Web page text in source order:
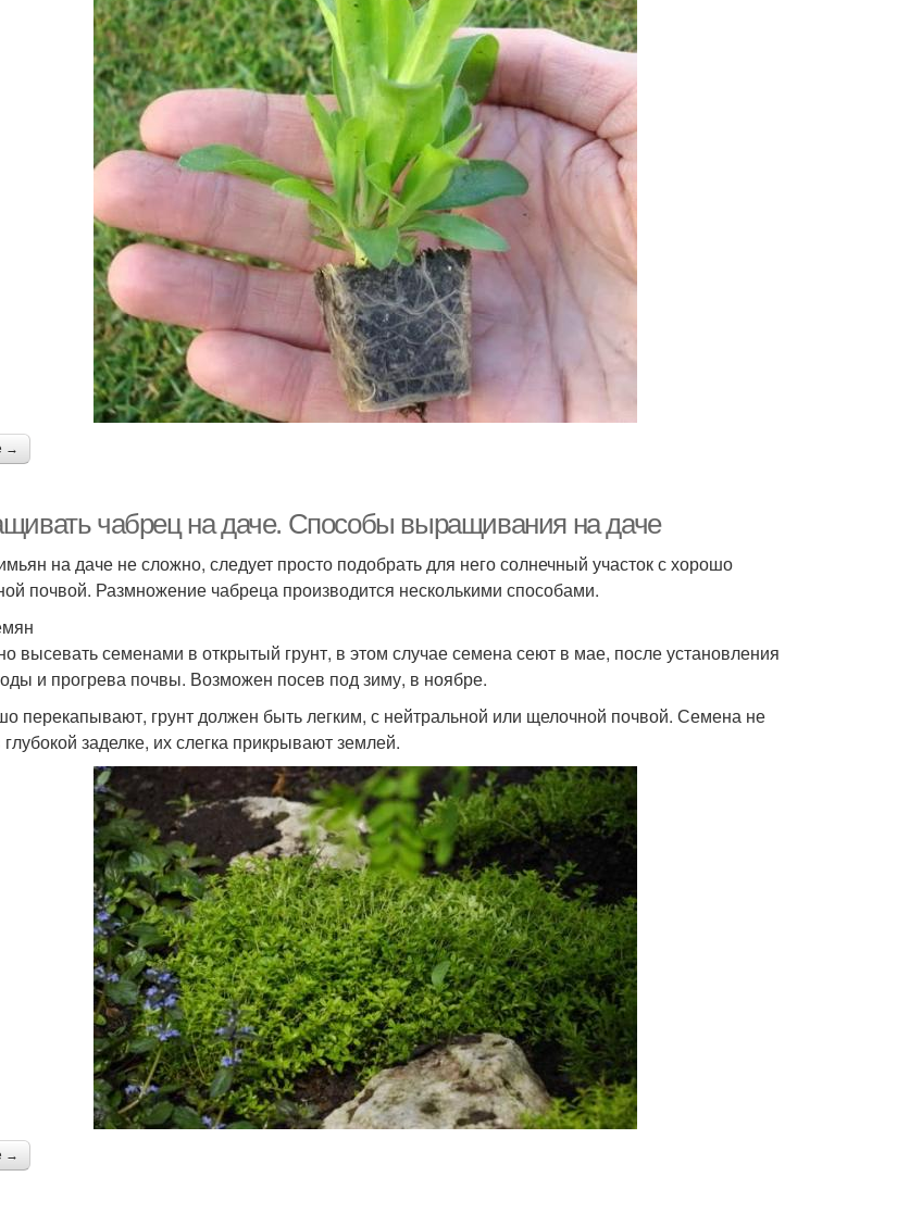
→
чабрец на даче. Способы выращивания на даче
на даче не сложно, следует просто подобрать для него солнечный участок с хорошо
почвой. Размножение чабреца производится несколькими способами.
высевать семенами в открытый грунт, в этом случае семена сеют в мае, после установления
и прогрева почвы. Возможен посев под зиму, в ноябре.
перекапывают, грунт должен быть легким, с нейтральной или щелочной почвой. Семена не
заделке, их слегка прикрывают землей.
→